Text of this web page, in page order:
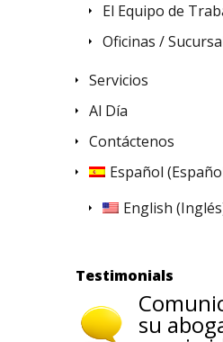
El Equipo de
Oficinas /
Servicios
Al Día
Contáctenos
Español (
English (Inglés
Testimonials
su